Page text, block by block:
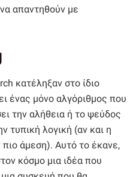
απαντηθούν με
κατέληξαν στο ίδιο
ένας μόνο αλγόριθμος που
την αλήθεια ή το ψεύδος
τυπική λογική (αν και η
άμεση). Αυτό το έκανε,
κόσμο μια ιδέα που